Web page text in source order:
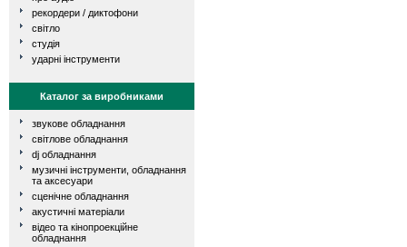
рекордери / диктофони
світло
студія
ударні інструменти
Каталог за виробниками
звукове обладнання
світлове обладнання
dj обладнання
музичні інструменти, обладнання
та аксесуари
сценічне обладнання
акустичні матеріали
відео та кінопроекційне
обладнання